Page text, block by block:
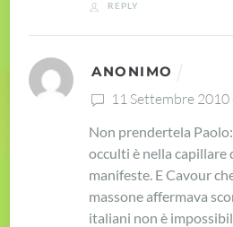
REPLY
ANONIMO
11 Settembre 2010
Non prendertela
occulti è nella
manifeste. E Cavour
massone affermava
italiani non è